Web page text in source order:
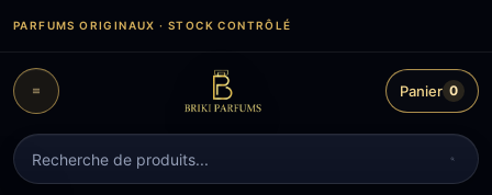
contenu
PARFUMS ORIGINAUX · STOCK CONTRÔLÉ
Recherche
de
produits
Panier 0